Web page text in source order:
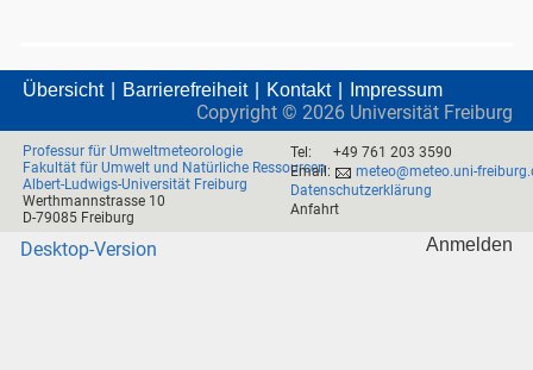
Übersicht Barrierefreiheit Kontakt Impressum
Copyright © 2026 Universität Freiburg
Professur für Umweltmeteorologie
Fakultät für Umwelt und Natürliche Ressourcen
Albert-Ludwigs-Universität Freiburg
Werthmannstrasse 10
D-79085 Freiburg
Tel:
+49 761 203 3590
Email:
meteo@meteo.uni-
Datenschutzerklärung
Anfahrt
Desktop-Version Anmelden